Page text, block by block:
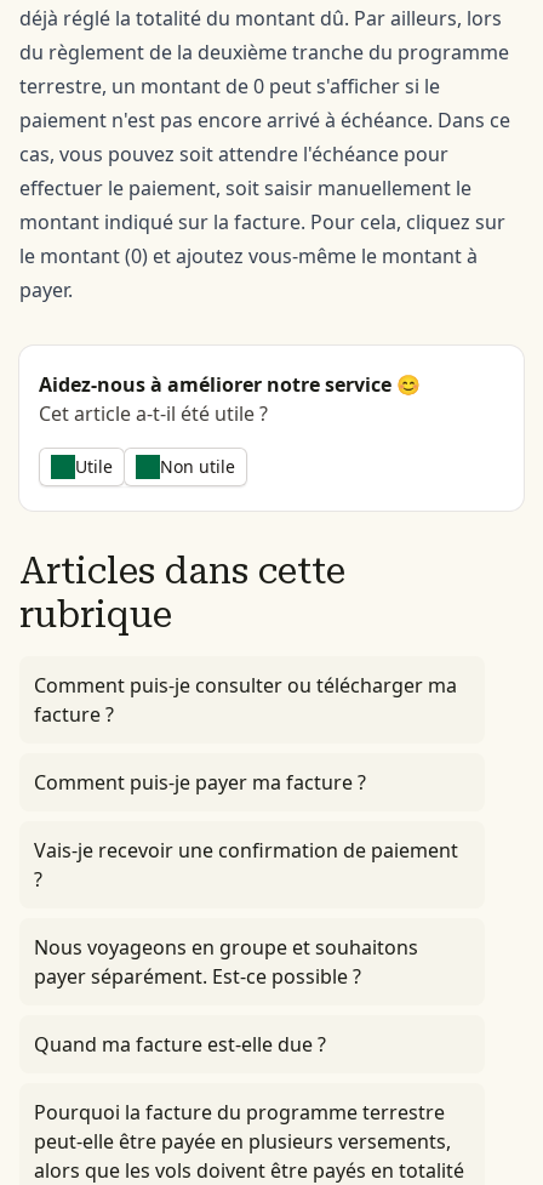
déjà réglé la totalité du montant dû. Par ailleurs, lors
du règlement de la deuxième tranche du programme
terrestre, un montant de 0 peut s'afficher si le
paiement n'est pas encore arrivé à échéance. Dans ce
cas, vous pouvez soit attendre l'échéance pour
effectuer le paiement, soit saisir manuellement le
montant indiqué sur la facture. Pour cela, cliquez sur
le montant (0) et ajoutez vous-même le montant à
payer.
Aidez-nous à améliorer notre service 😊
Cet article a-t-il été utile ?
Utile Non utile
Articles dans cette
rubrique
Comment puis-je consulter ou télécharger ma
facture ?
Comment puis-je payer ma facture ?
Vais-je recevoir une confirmation de paiement
?
Nous voyageons en groupe et souhaitons
payer séparément. Est-ce possible ?
Quand ma facture est-elle due ?
Pourquoi la facture du programme terrestre
peut-elle être payée en plusieurs versements,
alors que les vols doivent être payés en totalité